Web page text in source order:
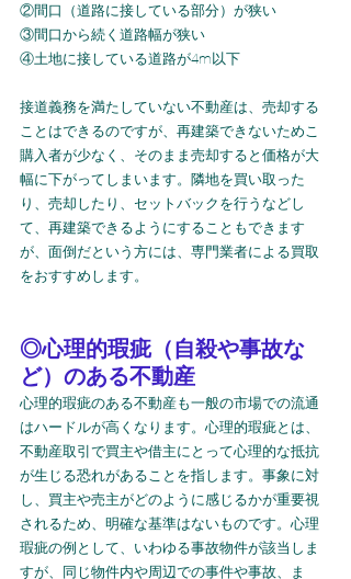
②間口（道路に接している部分）が狭い
③間口から続く道路幅が狭い
④土地に接している道路が4m以下
接道義務を満たしていない不動産は、売却する
ことはできるのですが、再建築できないためこ
購入者が少なく、そのまま売却すると価格が大
幅に下がってしまいます。隣地を買い取った
り、売却したり、セットバックを行うなどし
て、再建築できるようにすることもできます
が、面倒だという方には、専門業者による買取
をおすすめします。
◎心理的瑕疵（自殺や事故な
ど）のある不動産
心理的瑕疵のある不動産も一般の市場での流通
はハードルが高くなります。心理的瑕疵とは、
不動産取引で買主や借主にとって心理的な抵抗
が生じる恐れがあることを指します。事象に対
し、買主や売主がどのように感じるかが重要視
されるため、明確な基準はないものです。心理
瑕疵の例として、いわゆる事故物件が該当しま
すが、同じ物件内や周辺での事件や事故、ま